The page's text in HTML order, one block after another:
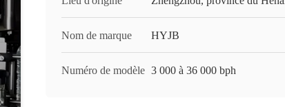
Nom de marque HYJB
Numéro de modèle 3 000 à 36 000 bph